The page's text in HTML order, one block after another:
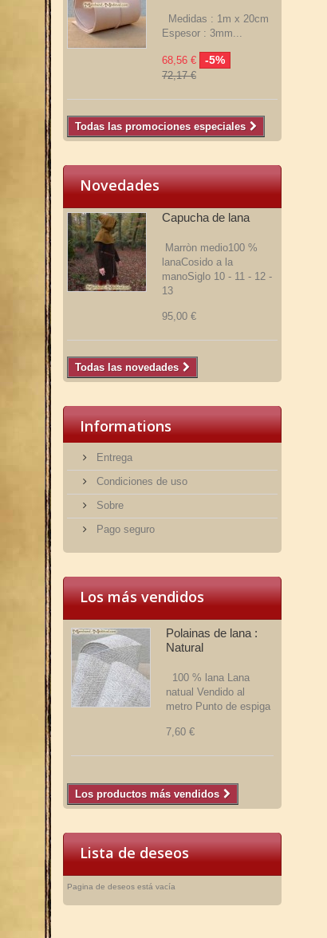
Medidas : 1m x 20cm
Espesor : 3mm...
68,56 € -5%
72,17 €
Todas las promociones especiales
Novedades
Capucha de lana
Marròn medio100 %
lanaCosido a la
manoSiglo 10 - 11 - 12 -
13
95,00 €
Todas las novedades
Informations
Entrega
Condiciones de uso
Sobre
Pago seguro
Los más vendidos
Polainas de lana :
Natural
100 % lana Lana
natual Vendido al
metro Punto de espiga
7,60 €
Los productos más vendidos
Lista de deseos
Pagina de deseos está vacía